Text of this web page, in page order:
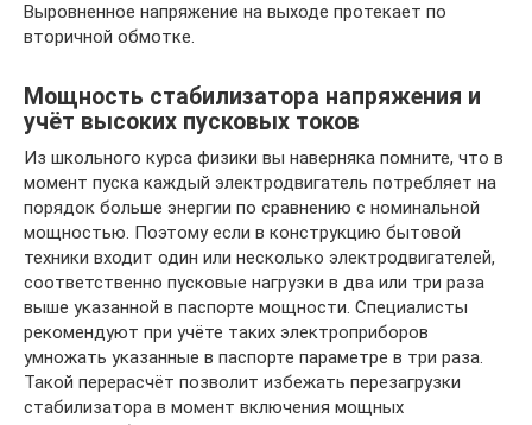
Выровненное напряжение на выходе протекает по
вторичной обмотке.
Мощность стабилизатора напряжения и
учёт высоких пусковых токов
Из школьного курса физики вы наверняка помните, что в
момент пуска каждый электродвигатель потребляет на
порядок больше энергии по сравнению с номинальной
мощностью. Поэтому если в конструкцию бытовой
техники входит один или несколько электродвигателей,
соответственно пусковые нагрузки в два или три раза
выше указанной в паспорте мощности. Специалисты
рекомендуют при учёте таких электроприборов
умножать указанные в паспорте параметре в три раза.
Такой перерасчёт позволит избежать перезагрузки
стабилизатора в момент включения мощных